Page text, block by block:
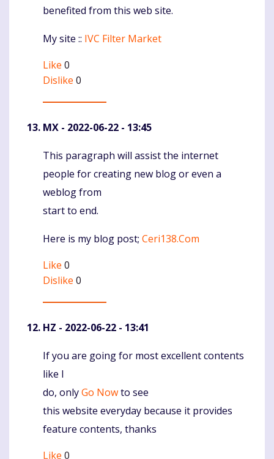
benefited from this web site.
My site :: IVC Filter Market
Like 0
Dislike 0
MX - 2022-06-22 - 13:45
Komentaras
This paragraph will assist the internet
people for creating new blog or even a
weblog from
start to end.
Here is my blog post; Ceri138.Com
Like 0
Dislike 0
HZ - 2022-06-22 - 13:41
Komentaras
If you are going for most excellent contents
like I
do, onlyGo Nowto see
this website everyday because it provides
feature contents, thanks
Like 0